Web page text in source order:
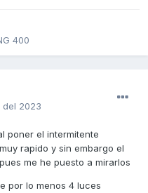
400
del 2023
poner el intermitente
rapido y sin embargo el
me he puesto a mirarlos
por lo menos 4 luces